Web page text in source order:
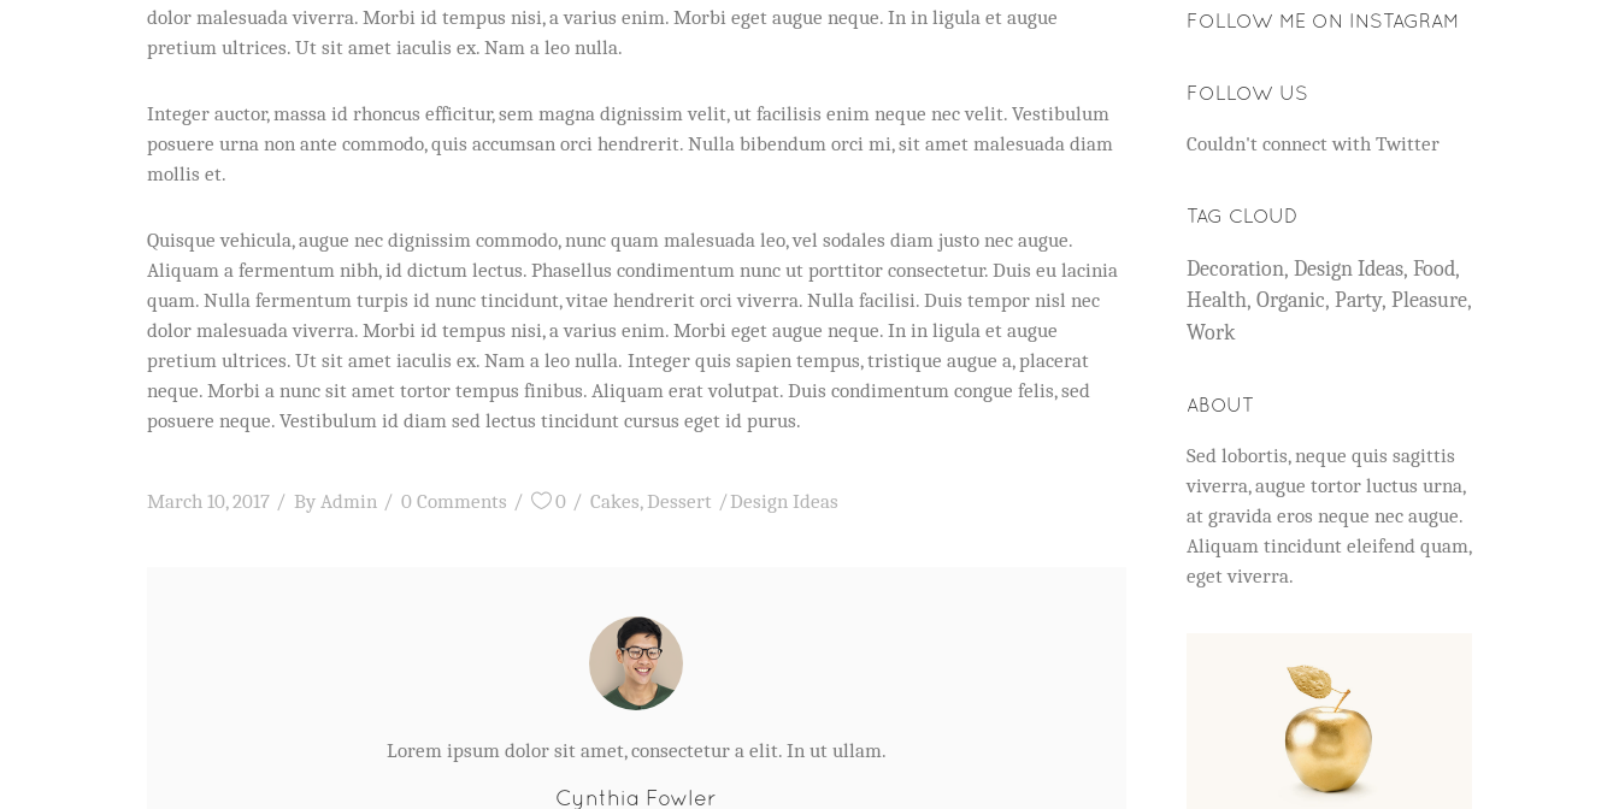
dolor malesuada viverra. Morbi id tempus nisi, a varius enim. Morbi eget augue neque. In in ligula et augue
pretium ultrices. Ut sit amet iaculis ex. Nam a leo nulla.
Integer auctor, massa id rhoncus efficitur, sem magna dignissim velit, ut facilisis enim neque nec velit. Vestibulum
posuere urna non ante commodo, quis accumsan orci hendrerit. Nulla bibendum orci mi, sit amet malesuada diam
mollis et.
Quisque vehicula, augue nec dignissim commodo, nunc quam malesuada leo, vel sodales diam justo nec augue.
Aliquam a fermentum nibh, id dictum lectus. Phasellus condimentum nunc ut porttitor consectetur. Duis eu lacinia
quam. Nulla fermentum turpis id nunc tincidunt, vitae hendrerit orci viverra. Nulla facilisi. Duis tempor nisl nec
dolor malesuada viverra. Morbi id tempus nisi, a varius enim. Morbi eget augue neque. In in ligula et augue
pretium ultrices. Ut sit amet iaculis ex. Nam a leo nulla. Integer quis sapien tempus, tristique augue a, placerat
neque. Morbi a nunc sit amet tortor tempus finibus. Aliquam erat volutpat. Duis condimentum congue felis, sed
posuere neque. Vestibulum id diam sed lectus tincidunt cursus eget id purus.
March 10, 2017 By Admin 0 Comments 0 Cakes, Dessert Design Ideas
Lorem ipsum dolor sit amet, consectetur a elit. In ut ullam.
Cynthia Fowler
FOLLOW ME ON INSTAGRAM
FOLLOW US
Couldn't connect with Twitter
TAG CLOUD
Decoration Design Ideas Food
Health Organic Party Pleasure
Work
ABOUT
Sed lobortis, neque quis sagittis
viverra, augue tortor luctus urna,
at gravida eros neque nec augue.
Aliquam tincidunt eleifend quam,
eget viverra.